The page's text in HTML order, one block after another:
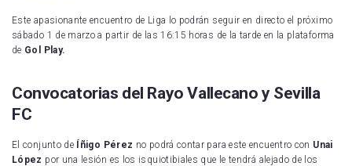
Este apasionante encuentro de Liga lo podrán seguir en directo el próximo
sábado 1 de marzo a partir de las 16:15 horas de la tarde en la plataforma
de Gol Play.
Convocatorias del Rayo Vallecano y Sevilla
FC
El conjunto de Íñigo Pérez no podrá contar para este encuentro con Unai
López por una lesión es los isquiotibiales que le tendrá alejado de los